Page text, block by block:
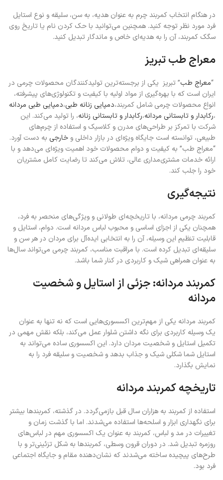
در هنگام انتخاب کمربند چرم به عنوان هدیه، به سن، سلیقه و نوع استایل
فرد مورد نظر توجه کنید. همچنین می‌توانید با حک کردن نام یا تاریخ روی
سگک کمربند، آن را به هدیه‌ای خاص و ماندگار تبدیل کنید.
معراج طب تبریز
“معراج طب” تبریز یکی از برجسته‌ترین تولیدکنندگان محصولات چرمی در
ایران است که با بهره‌گیری از مواد اولیه با کیفیت و تکنولوژی‌های پیشرفته،
انواع محصولات چرمی شامل کمربند،دمپایی زنانه طبی،دمپایی طبی مردانه
،رکابدار و تابستانی مردانه،رکابدار و تابستانی زنانه، را تولید می‌کند. این
شرکت با تمرکز بر طراحی‌های مدرن و کلاسیک و استفاده از چرم‌های
طبیعی، توانسته است جایگاه ویژه‌ای در بازار داخلی و خارجی به دست آورد.
“معراج طب” به کیفیت و دوام محصولات خود اهمیت ویژه‌ای می‌دهد و با
ارائه خدمات مشتری‌مداری عالی، تلاش می‌کند تا رضایت کامل مشتریان
خود را جلب کند.
نتیجه‌گیری
کمربند چرمی مردانه، با تاریخچه‌ای طولانی و ویژگی‌های منحصر به فرد،
همچنان یکی از اجزای اساسی و محبوب لباس مردانه است. دوام، استایل و
قابلیت تنظیم این وسیله، آن را به انتخابی ایده‌آل برای مردان در هر سن و
سلیقه‌ای تبدیل کرده است. با مراقبت مناسب، کمربند چرمی می‌تواند سال‌ها
به عنوان همراهی شیک و کاربردی در کنار شما باشد.
کمربند مردانه: جزئی از استایل و شخصیت
مردانه
کمربند مردانه یکی از مهم‌ترین اکسسوری‌هایی است که نه تنها به عنوان
یک وسیله کاربردی برای نگه داشتن شلوار عمل می‌کند، بلکه نقش مهمی در
تکمیل استایل و شخصیت مردان دارد. این اکسسوری ساده می‌تواند به
استایل شما شکلی شیک و جذاب بدهد و شخصیت و سلیقه فرد را به
نمایش بگذارد.
تاریخچه کمربند مردانه
استفاده از کمربند به هزاران سال قبل بازمی‌گردد. در گذشته، کمربندها بیشتر
برای نگهداری ابزار و اسلحه‌ها استفاده می‌شدند. اما با گذشت زمان و
تغییرات در مد و لباس، کمربند به عنوان یک اکسسوری مهم در لباس‌های
روزمره تبدیل شد. در دوران قرون وسطی، کمربندها به شکل تزئینی‌تر و با
طرح‌های پیچیده ساخته می‌شدند که نشان‌دهنده مقام و جایگاه اجتماعی
فرد بود.